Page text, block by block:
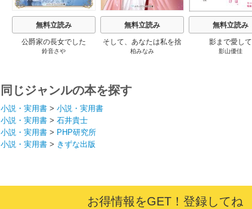
無料立読み
公爵家の長女でした
鈴音さや
無料立読み
そして、あなたは私を捨
てる
柏みなみ
無料立読み
影まで愛して
影山優佳
同じジャンルの本を探す
小説・実用書 > 小説・実用書
小説・実用書 > 石井貴士
小説・実用書 > PHP研究所
小説・実用書 > きずな出版
お得情報をGET！登録してね